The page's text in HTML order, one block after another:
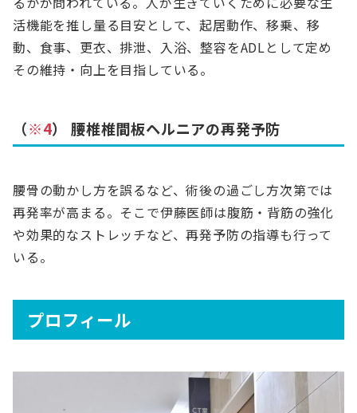
活機能を推し量る目安として、起居動作、移乗、移
動、食事、更衣、排泄、入浴、整容をADLとして定め
その維持・向上を目指している。
（※4） 腰椎椎間板ヘルニアの再発予防
腰骨の動かし方を誤るなど、術後の過ごし方次第では
再発率が高まる。そこで伊藤医師は腹筋・背筋の強化
や効果的なストレッチなど、再発予防の指導も行って
いる。
プロフィール